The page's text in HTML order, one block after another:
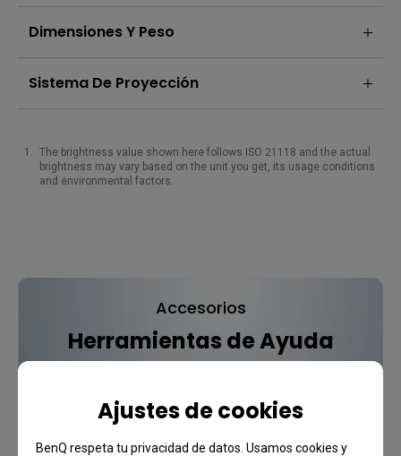
Ajustes de cookies
BenQ respeta tu privacidad de datos. Usamos cookies y
Dimensiones Y Peso
Sistema De Proyección
The brightness value shown here follows ISO 21118 and the actual
brightness may vary based on the unit you get, its usage conditions
and environmental factors.
Accesorios
Herramientas de Ayuda
Descubre